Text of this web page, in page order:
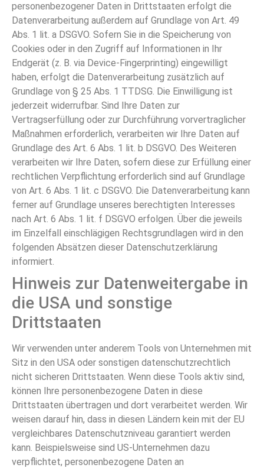
personenbezogener Daten in Drittstaaten erfolgt die
Datenverarbeitung außerdem auf Grundlage von Art. 49
Abs. 1 lit. a DSGVO. Sofern Sie in die Speicherung von
Cookies oder in den Zugriff auf Informationen in Ihr
Endgerät (z. B. via Device-Fingerprinting) eingewilligt
haben, erfolgt die Datenverarbeitung zusätzlich auf
Grundlage von § 25 Abs. 1 TTDSG. Die Einwilligung ist
jederzeit widerrufbar. Sind Ihre Daten zur
Vertragserfüllung oder zur Durchführung vorvertraglicher
Maßnahmen erforderlich, verarbeiten wir Ihre Daten auf
Grundlage des Art. 6 Abs. 1 lit. b DSGVO. Des Weiteren
verarbeiten wir Ihre Daten, sofern diese zur Erfüllung einer
rechtlichen Verpflichtung erforderlich sind auf Grundlage
von Art. 6 Abs. 1 lit. c DSGVO. Die Datenverarbeitung kann
ferner auf Grundlage unseres berechtigten Interesses
nach Art. 6 Abs. 1 lit. f DSGVO erfolgen. Über die jeweils
im Einzelfall einschlägigen Rechtsgrundlagen wird in den
folgenden Absätzen dieser Datenschutzerklärung
informiert.
Hinweis zur Datenweitergabe in
die USA und sonstige
Drittstaaten
Wir verwenden unter anderem Tools von Unternehmen mit
Sitz in den USA oder sonstigen datenschutzrechtlich
nicht sicheren Drittstaaten. Wenn diese Tools aktiv sind,
können Ihre personenbezogene Daten in diese
Drittstaaten übertragen und dort verarbeitet werden. Wir
weisen darauf hin, dass in diesen Ländern kein mit der EU
vergleichbares Datenschutzniveau garantiert werden
kann. Beispielsweise sind US-Unternehmen dazu
verpflichtet, personenbezogene Daten an